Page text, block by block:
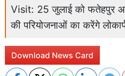
Visit: 25 जुलाई को फतेहपुर
की परियोजनाओं का करेंगे
Download News Card